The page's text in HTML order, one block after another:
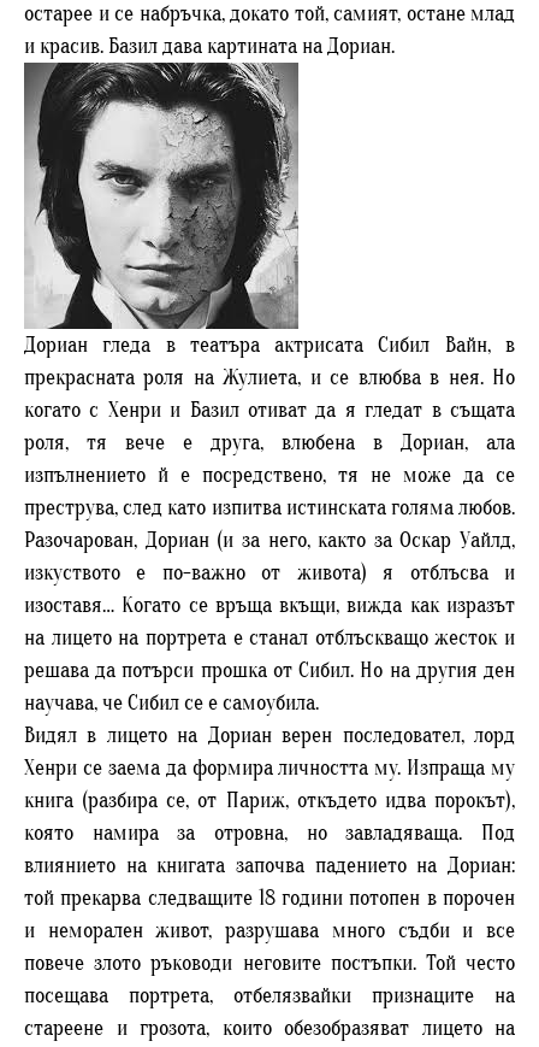
остарее и се набръчка, докато той, самият, остане млад
и красив. Базил дава картината на Дориан.
Дориан гледа в театъра актрисата Сибил Вайн, в
прекрасната роля на Жулиета, и се влюбва в нея. Но
когато с Хенри и Базил отиват да я гледат в същата
роля, тя вече е друга, влюбена в Дориан, ала
изпълнението й е посредствено, тя не може да се
преструва, след като изпитва истинската голяма любов.
Разочарован, Дориан (и за него, както за Оскар Уайлд,
изкуството е по-важно от живота) я отблъсва и
изоставя… Когато се връща вкъщи, вижда как изразът
на лицето на портрета е станал отблъскващо жесток и
решава да потърси прошка от Сибил. Но на другия ден
научава, че Сибил се е самоубила.
Видял в лицето на Дориан верен последовател, лорд
Хенри се заема да формира личността му. Изпраща му
книга (разбира се, от Париж, откъдето идва порокът),
която намира за отровна, но завладяваща. Под
влиянието на книгата започва падението на Дориан:
той прекарва следващите 18 години потопен в порочен
и неморален живот, разрушава много съдби и все
повече злото ръководи неговите постъпки. Той често
посещава портрета, отбелязвайки признаците на
стареене и грозота, които обезобразяват лицето на